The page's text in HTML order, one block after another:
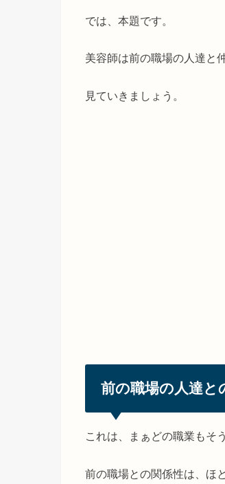
では、本題です。
美容師は前の職場の人達と
見ていきましょう。
前の職場の人達と
これは、まぁどの職業もそ
前の職場との関係性は、ほ